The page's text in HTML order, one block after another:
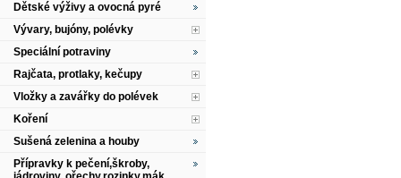
Dětské výživy a ovocná pyré
Vývary, bujóny, polévky
Speciální potraviny
Rajčata, protlaky, kečupy
Vložky a zavářky do polévek
Koření
Sušená zelenina a houby
Přípravky k pečení,škroby,